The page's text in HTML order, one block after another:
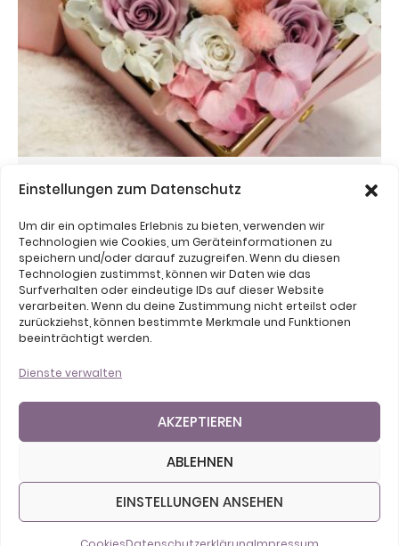
Einstellungen zum Datenschutz
Um dir ein optimales Erlebnis zu bieten, verwenden wir
Technologien wie Cookies, um Geräteinformationen zu
speichern und/oder darauf zuzugreifen. Wenn du diesen
Technologien zustimmst, können wir Daten wie das
Surfverhalten oder eindeutige IDs auf dieser Website
verarbeiten. Wenn du deine Zustimmung nicht erteilst oder
zurückziehst, können bestimmte Merkmale und Funktionen
beeinträchtigt werden.
Dienste verwalten
AKZEPTIEREN
ABLEHNEN
EINSTELLUNGEN ANSEHEN
Blumenbox I Rosenbox I Longlife Rosen